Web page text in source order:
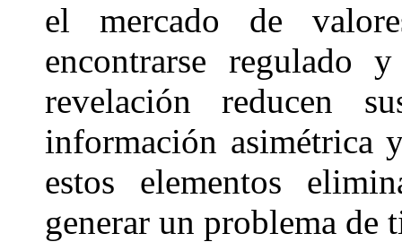
el mercado de
encontrarse regulado
revelación reducen
información asimétrica
estos elementos
generar un problema de